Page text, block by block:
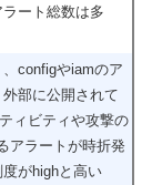
ート総数は多
configやiamのア
部に公開されて
ィビティや攻撃の
アラートが時折発
がhighと高い